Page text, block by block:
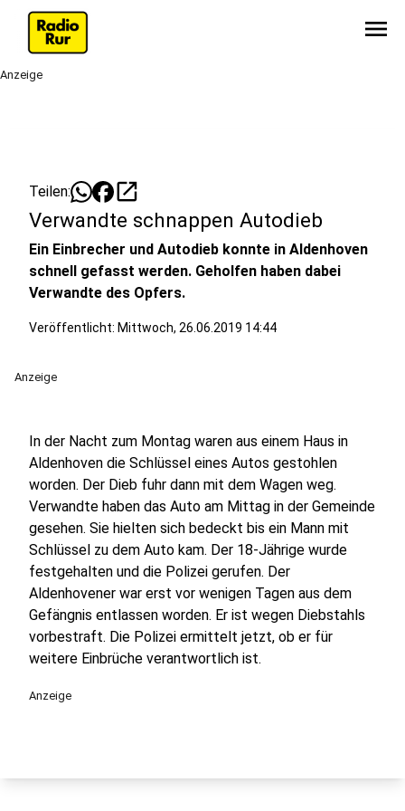
menu
Anzeige
Teilen: open_in_new
Verwandte schnappen Autodieb
Ein Einbrecher und Autodieb konnte in Aldenhoven
schnell gefasst werden. Geholfen haben dabei
Verwandte des Opfers.
Veröffentlicht: Mittwoch, 26.06.2019 14:44
Anzeige
In der Nacht zum Montag waren aus einem Haus in
Aldenhoven die Schlüssel eines Autos gestohlen
worden. Der Dieb fuhr dann mit dem Wagen weg.
Verwandte haben das Auto am Mittag in der Gemeinde
gesehen. Sie hielten sich bedeckt bis ein Mann mit
Schlüssel zu dem Auto kam. Der 18-Jährige wurde
festgehalten und die Polizei gerufen. Der
Aldenhovener war erst vor wenigen Tagen aus dem
Gefängnis entlassen worden. Er ist wegen Diebstahls
vorbestraft. Die Polizei ermittelt jetzt, ob er für
weitere Einbrüche verantwortlich ist.
Anzeige